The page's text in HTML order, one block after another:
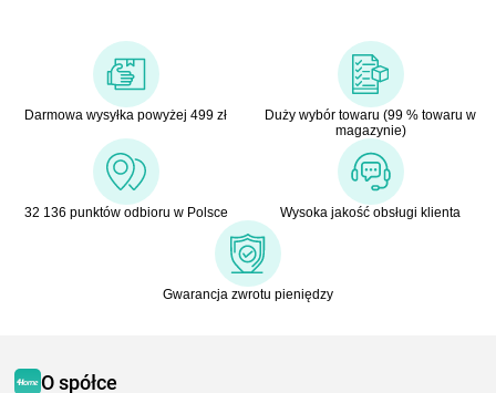
Darmowa wysyłka powyżej 499 zł
Duży wybór towaru (99 % towaru w
magazynie)
32 136 punktów odbioru w Polsce Wysoka jakość obsługi klienta
Gwarancja zwrotu pieniędzy
O spółce